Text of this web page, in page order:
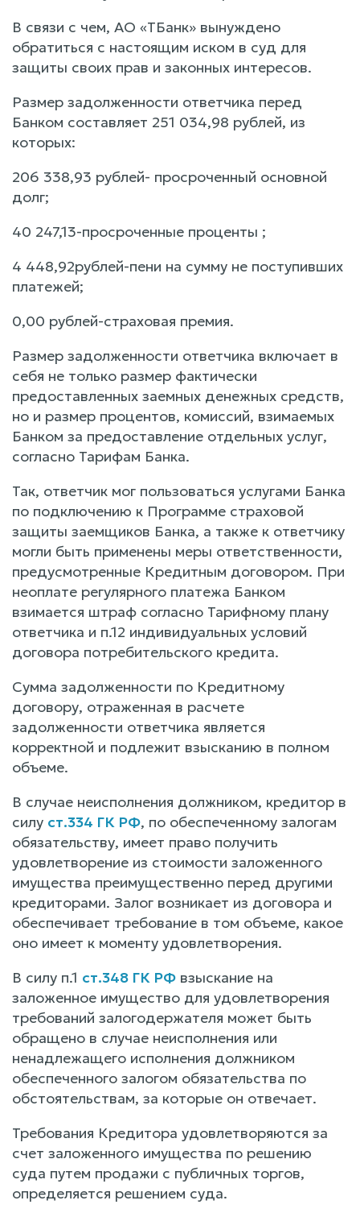
В связи с чем, АО «ТБанк» вынуждено
обратиться с настоящим иском в суд для
защиты своих прав и законных интересов.
Размер задолженности ответчика перед
Банком составляет 251 034,98 рублей, из
которых:
206 338,93 рублей- просроченный основной
долг;
40 247,13-просроченные проценты ;
4 448,92рублей-пени на сумму не поступивших
платежей;
0,00 рублей-страховая премия.
Размер задолженности ответчика включает в
себя не только размер фактически
предоставленных заемных денежных средств,
но и размер процентов, комиссий, взимаемых
Банком за предоставление отдельных услуг,
согласно Тарифам Банка.
Так, ответчик мог пользоваться услугами Банка
по подключению к Программе страховой
защиты заемщиков Банка, а также к ответчику
могли быть применены меры ответственности,
предусмотренные Кредитным договором. При
неоплате регулярного платежа Банком
взимается штраф согласно Тарифному плану
ответчика и п.12 индивидуальных условий
договора потребительского кредита.
Сумма задолженности по Кредитному
договору, отраженная в расчете
задолженности ответчика является
корректной и подлежит взысканию в полном
объеме.
В случае неисполнения должником, кредитор в
силу ст.334 ГК РФ, по обеспеченному залогам
обязательству, имеет право получить
удовлетворение из стоимости заложенного
имущества преимущественно перед другими
кредиторами. Залог возникает из договора и
обеспечивает требование в том объеме, какое
оно имеет к моменту удовлетворения.
В силу п.1 ст.348 ГК РФ взыскание на
заложенное имущество для удовлетворения
требований залогодержателя может быть
обращено в случае неисполнения или
ненадлежащего исполнения должником
обеспеченного залогом обязательства по
обстоятельствам, за которые он отвечает.
Требования Кредитора удовлетворяются за
счет заложенного имущества по решению
суда путем продажи с публичных торгов,
определяется решением суда.